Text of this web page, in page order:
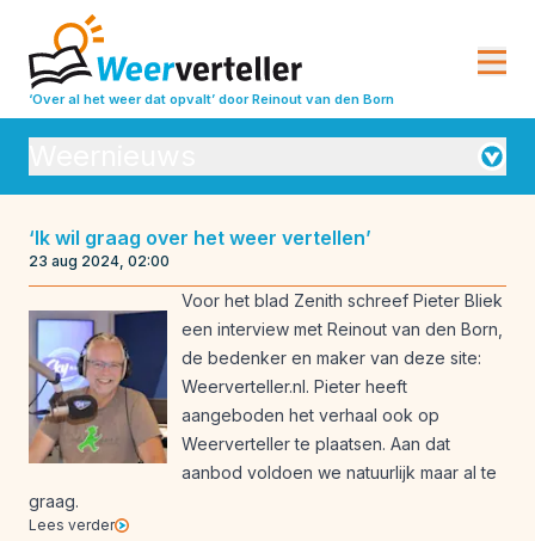
‘Over al het weer dat opvalt’ door Reinout van den Born
Seizoensverwachtingen
Weeranalyse
Weerbeleving
Weeroverzichten
Weerrecords
Weersverwachting
Weeruitleg
Weerverleden
‘Ik wil graag over het weer vertellen’
23 aug 2024, 02:00
Voor het blad Zenith schreef Pieter Bliek
een interview met Reinout van den Born,
de bedenker en maker van deze site:
Weerverteller.nl. Pieter heeft
aangeboden het verhaal ook op
Weerverteller te plaatsen. Aan dat
aanbod voldoen we natuurlijk maar al te
graag.
Lees verder